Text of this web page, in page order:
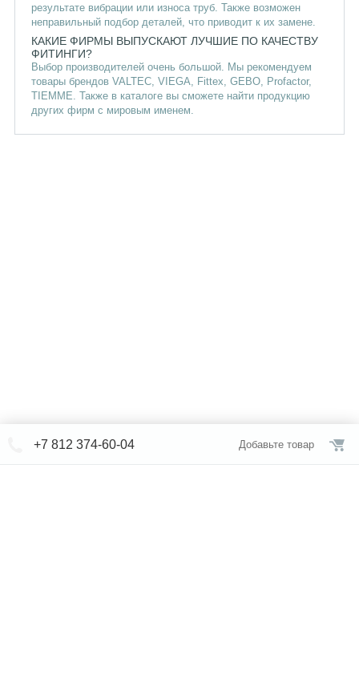
результате вибрации или износа труб. Также возможен
неправильный подбор деталей, что приводит к их замене.
КАКИЕ ФИРМЫ ВЫПУСКАЮТ ЛУЧШИЕ ПО КАЧЕСТВУ
ФИТИНГИ?
Выбор производителей очень большой. Мы рекомендуем
товары брендов VALTEC, VIEGA, Fittex, GEBO, Profactor,
TIEMME. Также в каталоге вы сможете найти продукцию
других фирм с мировым именем.
+7 812 374-60-04 Добавьте товар